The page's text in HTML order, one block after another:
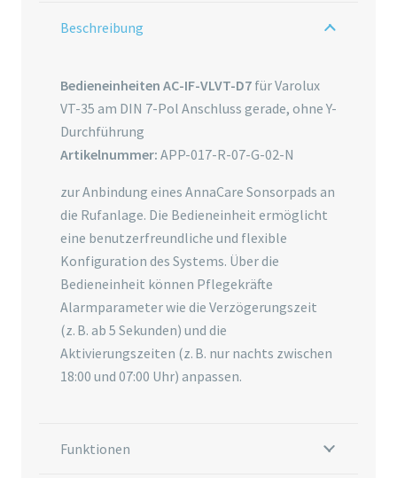
Beschreibung
Bedieneinheiten AC-IF-VLVT-D7 für Varolux
VT-35 am DIN 7-Pol Anschluss gerade, ohne Y-
Durchführung
Artikelnummer: APP-017-R-07-G-02-N
zur Anbindung eines AnnaCare Sonsorpads an
die Rufanlage. Die Bedieneinheit ermöglicht
eine benutzerfreundliche und flexible
Konfiguration des Systems. Über die
Bedieneinheit können Pflegekräfte
Alarmparameter wie die Verzögerungszeit
(z. B. ab 5 Sekunden) und die
Aktivierungszeiten (z. B. nur nachts zwischen
18:00 und 07:00 Uhr) anpassen.
Funktionen